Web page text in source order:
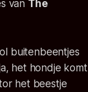
van The
buitenbeentjes
het hondje komt
het beestje